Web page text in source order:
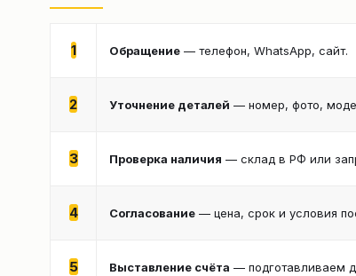
1 Обращение — телефон, WhatsApp, сайт.
2 Уточнение деталей — номер, фото,
3 Проверка наличия — склад в РФ или
4 Согласование — цена, срок и условия
5 Выставление счёта — подготавливаем